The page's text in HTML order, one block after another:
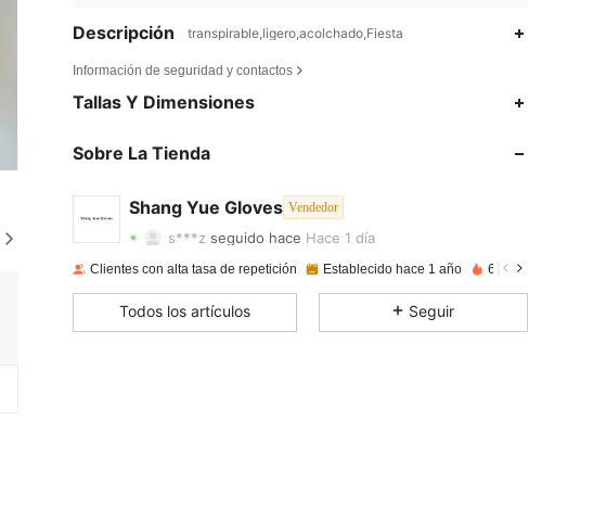
Descripción transpirable,ligero,acolchado,Fiesta
Información de seguridad y contactos
Tallas Y Dimensiones
Sobre La Tienda
Shang Yue Gloves Vendedor
4,87
4,87
4,87
s***z seguido hace Hace 1 día
4,87 Calificación 71 Artículos 987
4,87 71 987
Clientes con alta tasa de repetición Establecido hace 1 año 62K+ Vendido
Todos los artículos Seguir